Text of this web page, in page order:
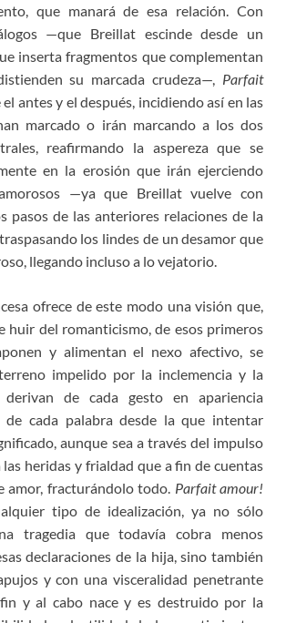
que manará de esa relación. Con
—que Breillat escinde desde un
inserta fragmentos que complementan
su marcada crudeza—, Parfait
antes y el después, incidiendo así en las
marcado o irán marcando a los dos
reafirmando la aspereza que se
en la erosión que irán ejerciendo
—ya que Breillat vuelve con
pasos de las anteriores relaciones de la
los lindes de un desamor que
llegando incluso a lo vejatorio.
ofrece de este modo una visión que,
huir del romanticismo, de esos primeros
y alimentan el nexo afectivo, se
impelido por la inclemencia y la
de cada gesto en apariencia
de cada palabra desde la que intentar
aunque sea a través del impulso
heridas y frialdad que a fin de cuentas
amor, fracturándolo todo. Parfait amour!
tipo de idealización, ya no sólo
tragedia que todavía cobra menos
declaraciones de la hija, sino también
y con una visceralidad penetrante
y al cabo nace y es destruido por la